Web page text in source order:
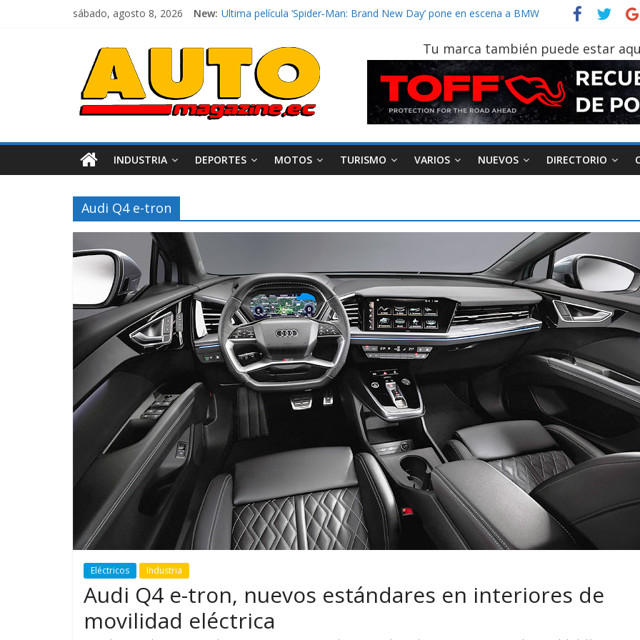
sábado, agosto 8, 2026 New: Ultima película ‘Spider‑Man: Brand New Day’ pone en escena a BMW
La Vuelta al Ecuador 2026, edición 47ª, recorre 7 provincias en 8 días
La FEDAK recibe 12 Sinotruk Bolden para cubrir las rutas de La Vuelta
El costo de tener un vehículo gana protagonismo a la hora de decidir
Tu marca también puede estar
INDUSTRIA DEPORTES MOTOS TURISMO VARIOS NUEVOS DIRECTORIO
Audi Q4 e-tron
Eléctricos Industria
Audi Q4 e-tron, nuevos estándares en interiores de
movilidad eléctrica
Movilidad Varios
GM reafirma su
compromiso con movilidad
más segura y conectada
Movilidad Turismo Varios
¿Qué puede pasar con tu
vehículo si permanece
varios días sin usar?
AEADE Industria Motociclismo
Movilidad
Campaña busca cambiar
destino de los
en la región